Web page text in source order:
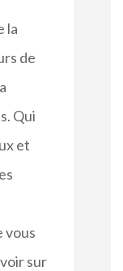
la
de
Qui
et
vous
sur